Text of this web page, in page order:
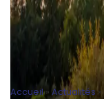
Accueil» Actualités»